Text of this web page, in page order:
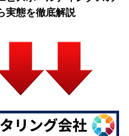
実態を徹底解説